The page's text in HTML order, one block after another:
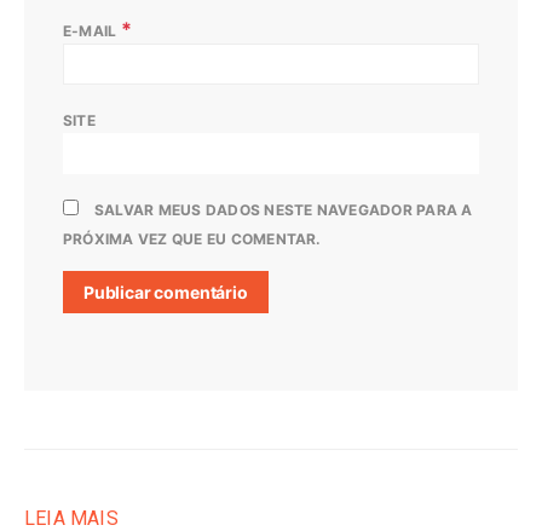
E-MAIL *
SITE
SALVAR MEUS DADOS NESTE NAVEGADOR PARA A
PRÓXIMA VEZ QUE EU COMENTAR.
LEIA MAIS